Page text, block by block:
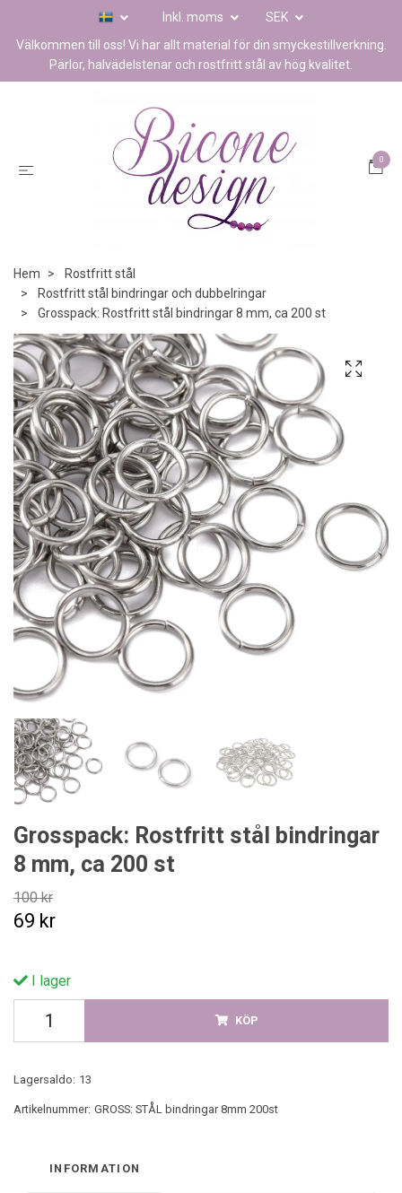
Inkl. moms
SEK
Välkommen till oss! Vi har allt material för din smyckestillverkning.
Pärlor, halvädelstenar och rostfritt stål av hög kvalitet.
0
Hem
Rostfritt stål
Rostfritt stål bindringar och dubbelringar
Grosspack: Rostfritt stål bindringar 8 mm, ca 200 st
Grosspack: Rostfritt stål bindringar
8 mm, ca 200 st
100 kr
69 kr
I lager
KÖP
Lagersaldo: 13
Artikelnummer: GROSS: STÅL bindringar 8mm 200st
INFORMATION